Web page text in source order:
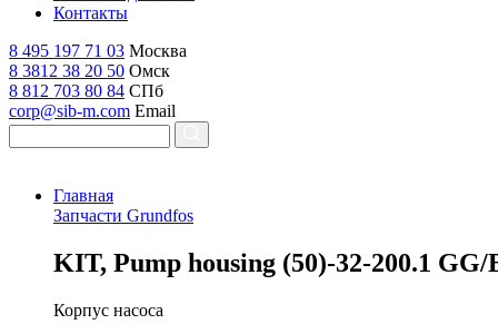
Контакты
8 495 197 71 03 Москва
8 3812 38 20 50 Омск
8 812 703 80 84 СПб
corp@sib-m.com Email
Главная
Запчасти Grundfos
KIT, Pump housing (50)-32-200.1 GG/
Корпус насоса